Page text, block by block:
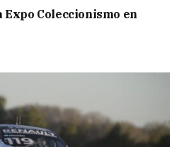
Coleccionismo en